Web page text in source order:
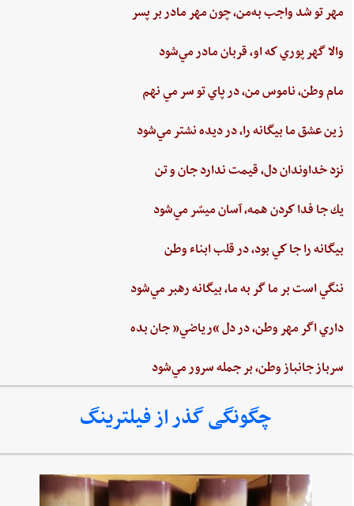
مهر تو شد واجب‌ به‌من،‌ چون‌ مهر مادر بر پسر
والا گهر پوري‌ كه او، قربان مادر مي‌شود
مام‌ وطن‌، ناموس‌ من‌، در پاي ‌تو سر مي نهم‌
زين‌ عشق‌ ما بيگانه را، در ديده ‌نشتر مي‌شود
نزد خداوندان دل،‌ قيمت‌ ندارد جان‌ و تن
يك جا فدا كردن‌ همه،‌ آسان ميسّر مي‌شود
بيگانه‌ را جا كي‌ بود، در قلب‌ ابناء وطن
ننگي ‌است ‌بر ما گر به ‌ما، بيگانه‌ رهبر مي‌شود
داري‌ اگر مهر وطن،‌ در دل‌ “رياضي”‌ جان ‌بده‌
سرباز جانباز وطن،‌ بر جمله سرور مي‌شود
چگونگی گذر از فیلترینگ